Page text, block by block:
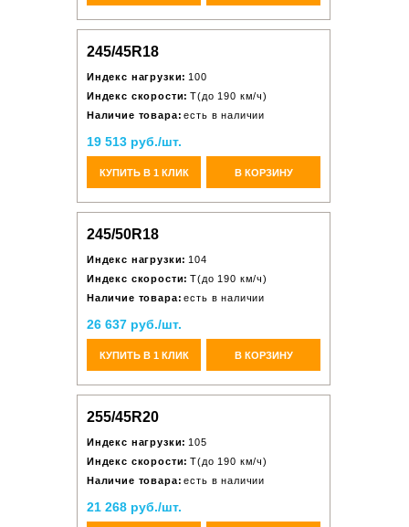
245/45R18
Индекс нагрузки: 100
Индекс скорости: T(до 190 км/ч)
Наличие товара: есть в наличии
19 513 руб./шт.
КУПИТЬ В 1 КЛИК В КОРЗИНУ
245/50R18
Индекс нагрузки: 104
Индекс скорости: T(до 190 км/ч)
Наличие товара: есть в наличии
26 637 руб./шт.
КУПИТЬ В 1 КЛИК В КОРЗИНУ
255/45R20
Индекс нагрузки: 105
Индекс скорости: T(до 190 км/ч)
Наличие товара: есть в наличии
21 268 руб./шт.